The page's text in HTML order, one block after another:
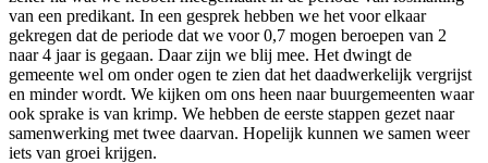
van een predikant. In een gesprek hebben we het voor elkaar
gekregen dat de periode dat we voor 0,7 mogen beroepen van 2
naar 4 jaar is gegaan. Daar zijn we blij mee. Het dwingt de
gemeente wel om onder ogen te zien dat het daadwerkelijk vergrijst
en minder wordt. We kijken om ons heen naar buurgemeenten waar
ook sprake is van krimp. We hebben de eerste stappen gezet naar
samenwerking met twee daarvan. Hopelijk kunnen we samen weer
iets van groei krijgen.